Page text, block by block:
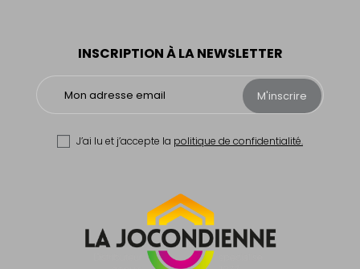
INSCRIPTION À LA NEWSLETTER
M'inscrire
J’ai lu et j’accepte la politique de confidentialité.